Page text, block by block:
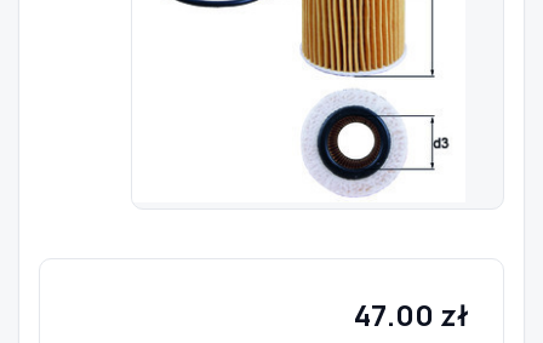
Szukaj pasujących części
47.00 zł